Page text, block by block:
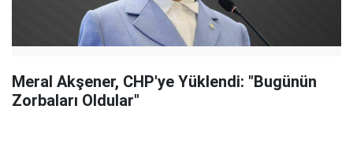
Meral Akşener, CHP'ye Yüklendi: "Bugünün
Zorbaları Oldular"